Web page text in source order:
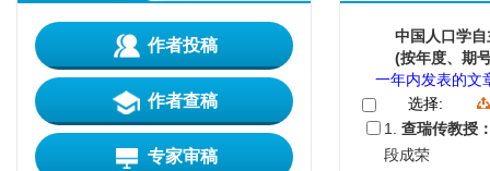
作者投稿
作者查稿
专家审稿
中国人口学
(按年度、期
一年内发表的文
选择:
1. 查瑞传教授
段成荣